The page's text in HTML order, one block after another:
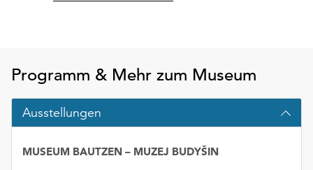
Programm & Mehr zum Museum
Ausstellungen
MUSEUM BAUTZEN – MUZEJ BUDYŠIN